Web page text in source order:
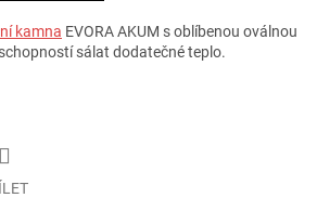
kamna EVORA AKUM s oblíbenou oválnou
sálat dodatečné teplo.